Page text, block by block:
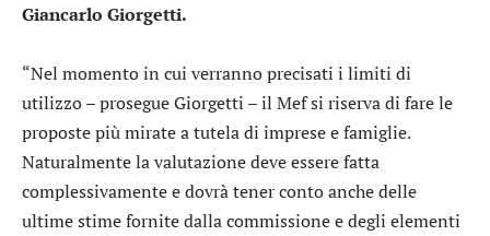
Giancarlo Giorgetti.
“Nel momento in cui verranno precisati i limiti di
utilizzo – prosegue Giorgetti – il Mef si riserva di fare le
proposte più mirate a tutela di imprese e famiglie.
Naturalmente la valutazione deve essere fatta
complessivamente e dovrà tener conto anche delle
ultime stime fornite dalla commissione e degli elementi